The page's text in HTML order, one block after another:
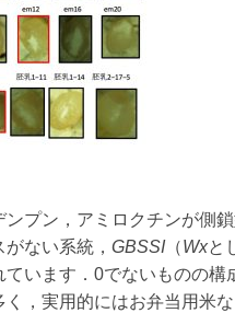
ンプン，アミロクチンが側
ない系統， GBSSI（Wxと
います．0でないものの
く，実用的にはお弁当用米